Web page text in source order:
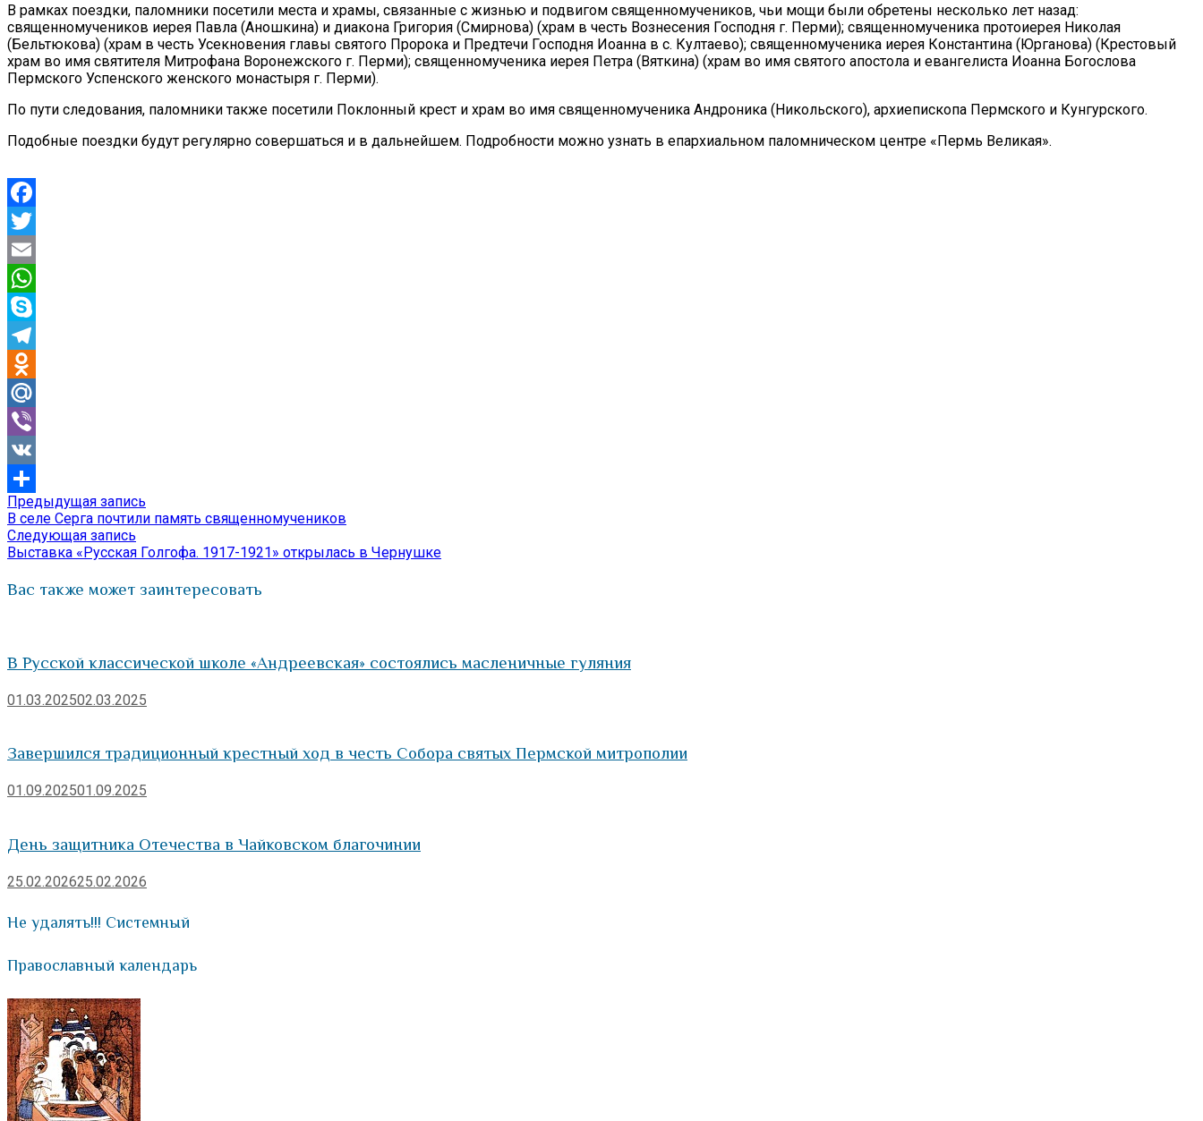
В рамках поездки, паломники посетили места и храмы, связанные с жизнью и подвигом священномучеников, чьи мощи были обретены несколько лет назад:
священномучеников иерея Павла (Аношкина) и диакона Григория (Смирнова) (храм в честь Вознесения Господня г. Перми); священномученика протоиерея Николая
(Бельтюкова) (храм в честь Усекновения главы святого Пророка и Предтечи Господня Иоанна в с. Култаево); священномученика иерея Константина (Юрганова) (Крестовый
храм во имя святителя Митрофана Воронежского г. Перми); священномученика иерея Петра (Вяткина) (храм во имя святого апостола и евангелиста Иоанна Богослова
Пермского Успенского женского монастыря г. Перми).
По пути следования, паломники также посетили Поклонный крест и храм во имя священномученика Андроника (Никольского), архиепископа Пермского и Кунгурского.
Подобные поездки будут регулярно совершаться и в дальнейшем. Подробности можно узнать в епархиальном паломническом центре «Пермь Великая».
Facebook
Twitter
Email
WhatsApp
Skype
Telegram
Odnoklassniki
Mail.Ru
Viber
VK
Отправить
Навигация
по
записям
Предыдущая запись
запись:
В селе Серга почтили память священномучеников
Следующая запись
запись:
Выставка «Русская Голгофа. 1917-1921» открылась в Чернушке
Вас также может заинтересовать
В Русской классической школе «Андреевская» состоялись масленичные гуляния
01.03.202502.03.2025
Завершился традиционный крестный ход в честь Собора святых Пермской митрополии
01.09.202501.09.2025
День защитника Отечества в Чайковском благочинии
25.02.202625.02.2026
Не удалять!!! Системный
Православный календарь